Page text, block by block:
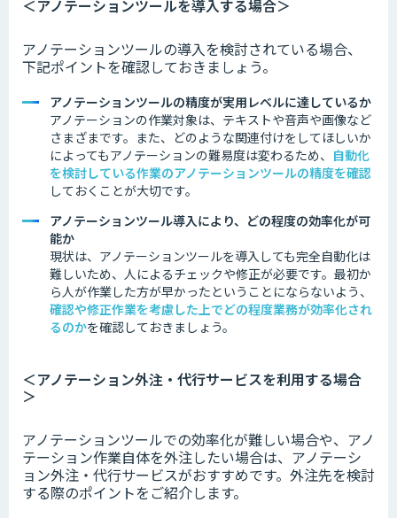
＜アノテーションツールを導入する場合＞
アノテーションツールの導入を検討されている場合、
下記ポイントを確認しておきましょう。
アノテーションツールの精度が実用レベルに達しているか
アノテーションの作業対象は、テキストや音声や画像など
さまざまです。 また、どのような関連付けをしてほしいか
によってもアノテーションの難易度は変わるため、 自動化
を検討している作業のアノテーションツールの精度を確認
しておくことが大切です。
アノテーションツール導入により、どの程度の効率化が可
能か
現状は、アノテーションツールを導入しても完全自動化は
難しいため、人によるチェックや修正が必要です。最初か
ら人が作業した方が早かったということにならないよう、
確認や修正作業を考慮した上でどの程度業務が効率化され
るのかを確認しておきましょう。
＜アノテーション外注・代行サービスを利用する場合
＞
アノテーションツールでの効率化が難しい場合や、アノ
テーション作業自体を外注したい場合は、アノテーシ
ョン外注・代行サービスがおすすめです。外注先を検討
する際のポイントをご紹介します。